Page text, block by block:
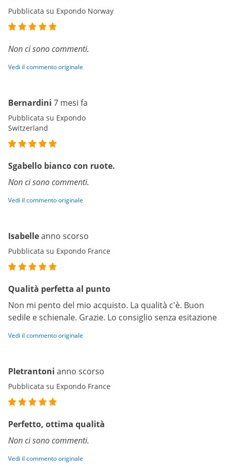
Pubblicata su Expondo Norway
Non ci sono commenti.
Vedi il commento originale
Bernardini 7 mesi fa
Pubblicata su Expondo
Switzerland
Sgabello bianco con ruote.
Non ci sono commenti.
Vedi il commento originale
Isabelleanno scorso
Pubblicata su Expondo France
Qualità perfetta al punto
Non mi pento del mio acquisto. La qualità c'è. Buon
sedile e schienale. Grazie. Lo consiglio senza esitazione
Vedi il commento originale
PIetrantoni anno scorso
Pubblicata su Expondo France
Perfetto, ottima qualità
Non ci sono commenti.
Vedi il commento originale